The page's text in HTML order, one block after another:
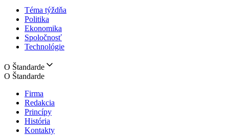
Téma týždňa
Politika
Ekonomika
Spoločnosť
Technológie
O Štandarde
O Štandarde
Firma
Redakcia
Princípy
História
Kontakty